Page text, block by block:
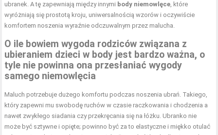
ubranek. A tę zapewniają między innymi body niemowlęce, które
wyróżniają się prostotą kroju, uniwersalnością wzorów i oczywiście
komfortem noszenia wyraźnie odczuwalnym przez malucha.
O ile bowiem wygoda rodziców związana z
ubieraniem dzieci w body jest bardzo ważna, o
tyle nie powinna ona przesłaniać wygody
samego niemowlęcia
Maluch potrzebuje dużego komfortu podczas noszenia ubrań. Takiego,
który zapewni mu swobodę ruchów w czasie raczkowania i chodzenia a
nawet zwykłego siadania czy przekręcania się na łóżku. Ubranko nie
może być sztywne i opięte; powinno być za to elastyczne i miękko otulać